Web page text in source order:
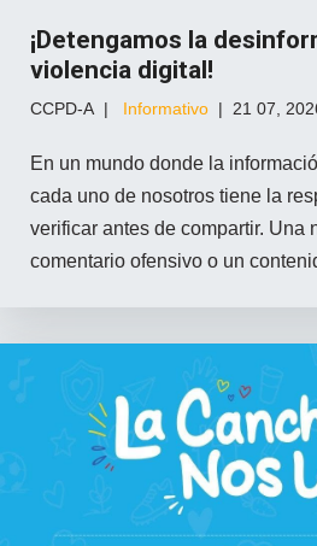
¡Detengamos la
violencia digital!
CCPD-A Informativo 21 07,
En un mundo donde la
cada uno de nosotros tiene la
verificar antes de compartir. Una
comentario ofensivo o un